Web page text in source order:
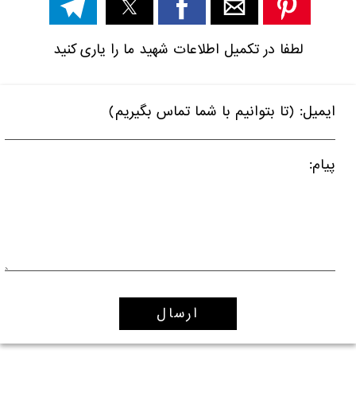
لطفا در تکمیل اطلاعات شهید ما را یاری کنید
ایمیل: (تا بتوانیم با شما تماس بگیریم)
پیام: